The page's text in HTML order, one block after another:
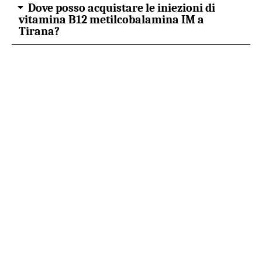
Dove posso acquistare le iniezioni di
vitamina B12 metilcobalamina IM a
Tirana?